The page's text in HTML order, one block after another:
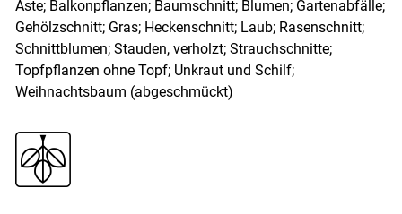
Äste; Balkonpflanzen; Baumschnitt; Blumen; Gartenabfälle;
Gehölzschnitt; Gras; Heckenschnitt; Laub; Rasenschnitt;
Schnittblumen; Stauden, verholzt; Strauchschnitte;
Topfpflanzen ohne Topf; Unkraut und Schilf;
Weihnachtsbaum (abgeschmückt)